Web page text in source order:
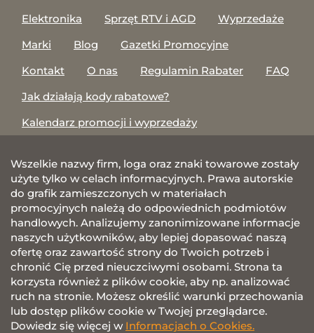
Elektronika
Sprzęt RTV i AGD
Wyprzedaże
Marki
Blog
Gazetki Promocyjne
Kontakt
O nas Regulamin Rabater
FAQ
Jak działają kody rabatowe?
Kalendarz promocji i wyprzedaży
Wszelkie nazwy firm, loga oraz znaki towarowe zostały
użyte tylko w celach informacyjnych. Prawa autorskie
do grafik zamieszczonych w materiałach
promocyjnych należą do odpowiednich podmiotów
handlowych. Analizujemy zanonimizowane informacje
naszych użytkowników, aby lepiej dopasować naszą
ofertę oraz zawartość strony do Twoich potrzeb i
chronić Cię przed nieuczciwymi osobami. Strona ta
korzysta również z plików cookie, aby np. analizować
ruch na stronie. Możesz określić warunki przechowania
lub dostęp plików cookie w Twojej przeglądarce.
Dowiedz się więcej w Informacjach o Cookies.